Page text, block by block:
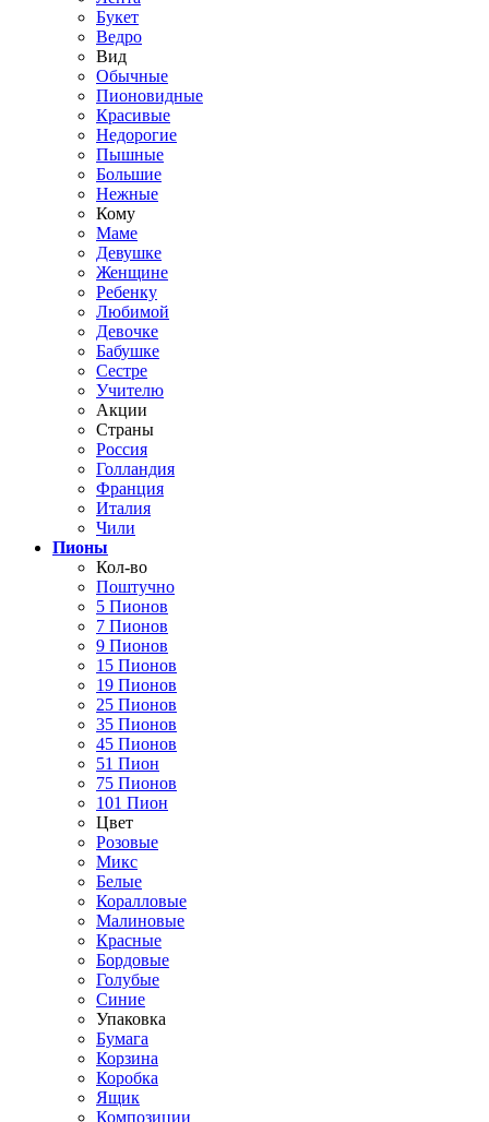
Букет
Ведро
Вид
Обычные
Пионовидные
Красивые
Недорогие
Пышные
Большие
Нежные
Кому
Маме
Девушке
Женщине
Ребенку
Любимой
Девочке
Бабушке
Сестре
Учителю
Акции
Страны
Россия
Голландия
Франция
Италия
Чили
Пионы
Кол-во
Поштучно
5 Пионов
7 Пионов
9 Пионов
15 Пионов
19 Пионов
25 Пионов
35 Пионов
45 Пионов
51 Пион
75 Пионов
101 Пион
Цвет
Розовые
Микс
Белые
Коралловые
Малиновые
Красные
Бордовые
Голубые
Синие
Упаковка
Бумага
Корзина
Коробка
Ящик
Композиции